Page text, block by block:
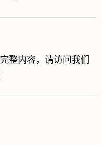
整内容，请访问我们